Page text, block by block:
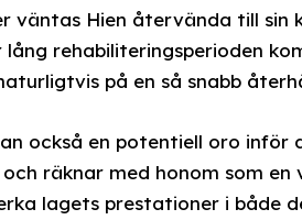
väntas Hien återvända till
lång rehabiliteringsperioden
på en så snabb
också en potentiell oro inför
räknar med honom som
lagets prestationer i både